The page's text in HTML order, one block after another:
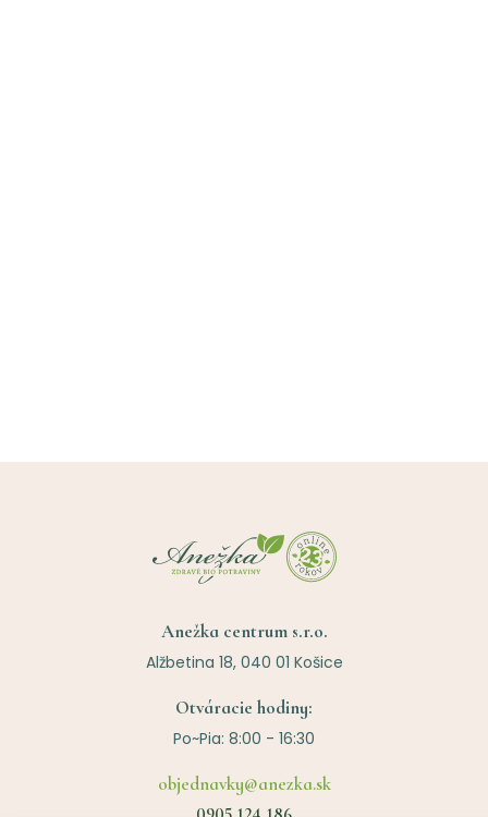
Anežka centrum s.r.o.
Alžbetina 18, 040 01 Košice
Otváracie hodiny:
Po~Pia: 8:00 - 16:30
objednavky@anezka.sk